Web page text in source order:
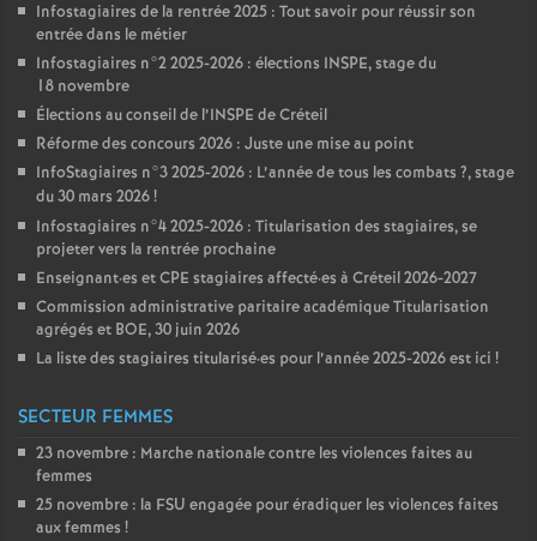
Infostagiaires de la rentrée 2025 : Tout savoir pour réussir son
entrée dans le métier
Infostagiaires n°2 2025-2026 : élections INSPE, stage du
18 novembre
Élections au conseil de l’INSPE de Créteil
Réforme des concours 2026 : Juste une mise au point
InfoStagiaires n°3 2025-2026 : L’année de tous les combats ?, stage
du 30 mars 2026!
Infostagiaires n°4 2025-2026 : Titularisation des stagiaires, se
projeter vers la rentrée prochaine
Enseignant·es etCPE stagiaires affecté·es à Créteil 2026-2027
Commission administrative paritaire académique Titularisation
agrégés et BOE, 30 juin 2026
La liste des stagiaires titularisé·es pour l’année 2025-2026 est ici !
SECTEUR FEMMES
23 novembre : Marche nationale contre les violences faites au
femmes
25 novembre : la FSU engagée pour éradiquer les violences faites
aux femmes !